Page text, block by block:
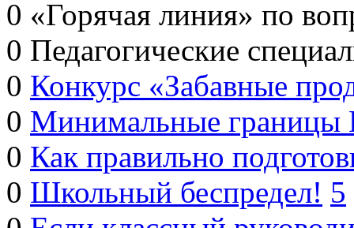
0 «Горячая линия» по
0 Педагогические
0 Конкурс «Забавные
0 Минимальные границы
0 Как правильно
0 Школьный беспредел! 5